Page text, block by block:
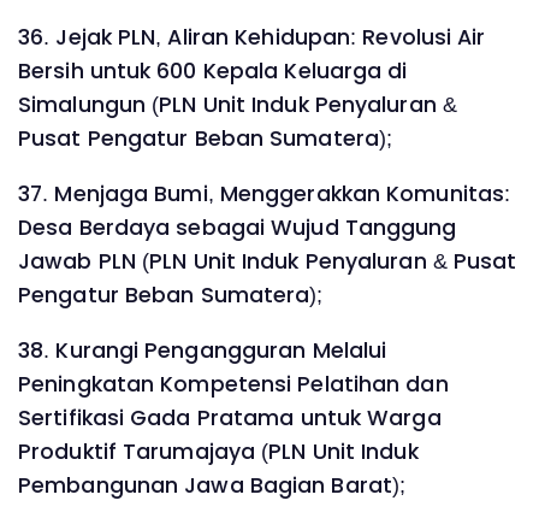
36. Jejak PLN, Aliran Kehidupan: Revolusi Air
Bersih untuk 600 Kepala Keluarga di
Simalungun (PLN Unit Induk Penyaluran &
Pusat Pengatur Beban Sumatera);
37. Menjaga Bumi, Menggerakkan Komunitas:
Desa Berdaya sebagai Wujud Tanggung
Jawab PLN (PLN Unit Induk Penyaluran & Pusat
Pengatur Beban Sumatera);
38. Kurangi Pengangguran Melalui
Peningkatan Kompetensi Pelatihan dan
Sertifikasi Gada Pratama untuk Warga
Produktif Tarumajaya (PLN Unit Induk
Pembangunan Jawa Bagian Barat);